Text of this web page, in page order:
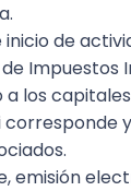
inicio de
Impuestos
los
corresponde y
emisión